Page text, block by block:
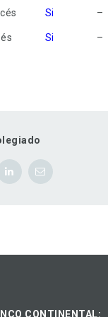
Si –
Si –
CONTINENTAL: